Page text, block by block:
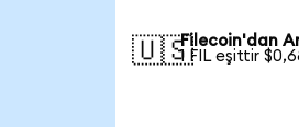
🇺🇸Filecoin'dan
1 FIL eşittir